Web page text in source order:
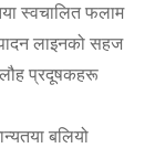
स्वचालित फलाम
लाइनको सहज
लौह प्रदूषकहरू
बलियो